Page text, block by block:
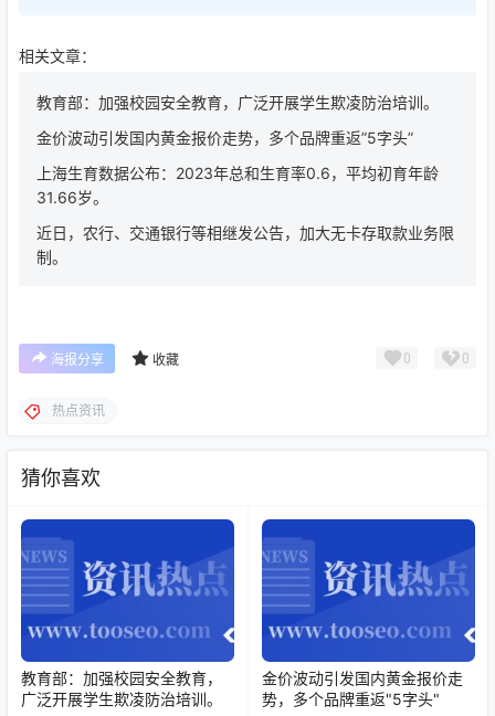
相关文章：
教育部：加强校园安全教育，广泛开展学生欺凌防治培训。
金价波动引发国内黄金报价走势，多个品牌重返”5字头”
上海生育数据公布：2023年总和生育率0.6，平均初育年龄
31.66岁。
近日，农行、交通银行等相继发公告，加大无卡存取款业务限
制。
海报分享 收藏 0 0
热点资讯
猜你喜欢
教育部：加强校园安全教育，
广泛开展学生欺凌防治培训。
金价波动引发国内黄金报价走
势，多个品牌重返"5字头"